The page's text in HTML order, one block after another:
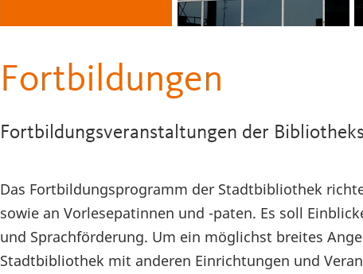
Fortbildungen
Fortbildungsveranstaltungen der
Das Fortbildungsprogramm der Stadtbibliothek
sowie an Vorlesepatinnen und -paten. Es soll
und Sprachförderung. Um ein möglichst breites
Stadtbibliothek mit anderen Einrichtungen und